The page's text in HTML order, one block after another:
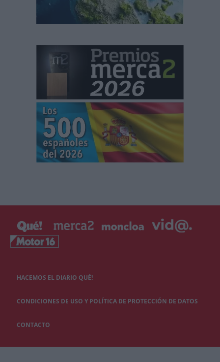
HACEMOS EL DIARIO QUÉ!
CONDICIONES DE USO Y POLÍTICA DE PROTECCIÓN DE DATOS
CONTACTO